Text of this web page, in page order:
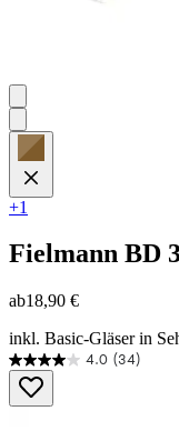
+1
Fielmann BD
ab18,90 €
inkl. Basic-Gläser in
4.0 (34)
4.0
von
5